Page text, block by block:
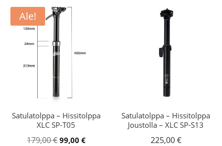
Ale!
Satulatolppa – Hissitolppa
XLC SP-T05
179,00€Alkuperäinen
99,00 €Nykyinen
Satulatolppa – Hissitolppa
Joustolla – XLC SP-S13
225,00€